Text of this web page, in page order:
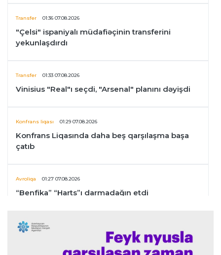
Transfer 01:36 07.08.2026
"Çelsi" ispaniyalı müdafiəçinin transferini
yekunlaşdırdı
Transfer 01:33 07.08.2026
Vinisius "Real"ı seçdi, "Arsenal" planını dəyişdi
Konfrans liqası 01:29 07.08.2026
Konfrans Liqasında daha beş qarşılaşma başa
çatıb
Avroliqa 01:27 07.08.2026
“Benfika” “Harts”ı darmadağın etdi
İspaniya L.L.
"Barselona" Mərakeş klubuna qarşı keçirilməsi
planlaşdırılan yoldaşlıq oyununu ləğv etdi